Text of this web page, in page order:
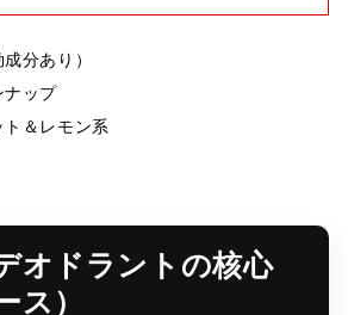
分あり）
ナップ
＆レモン系
オドラントの核心
ス）